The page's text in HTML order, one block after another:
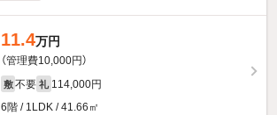
11.4万円
（管理費10,000円）
敷 不要 礼 114,000円
6階 / 1LDK / 41.66㎡